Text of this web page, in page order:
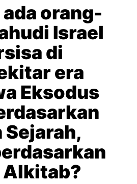
orang-
Israel
di
era
Eksodus